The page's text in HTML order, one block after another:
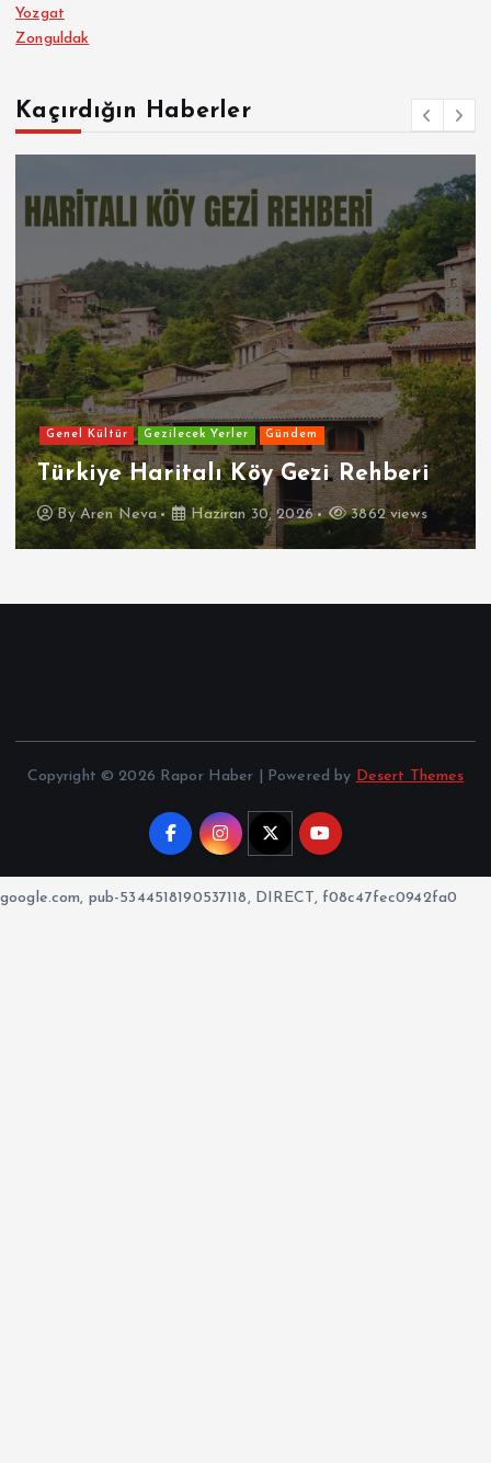
Yozgat
Zonguldak
Kaçırdığın Haberler
Genel Kültür Gezilecek Yerler Gündem
Türkiye Haritalı Köy Gezi Rehberi
ByAren Neva Haziran 30, 2026 3862 views
Copyright © 2026 Rapor Haber | Powered by Desert Themes
google.com, pub-5344518190537118, DIRECT, f08c47fec0942fa0